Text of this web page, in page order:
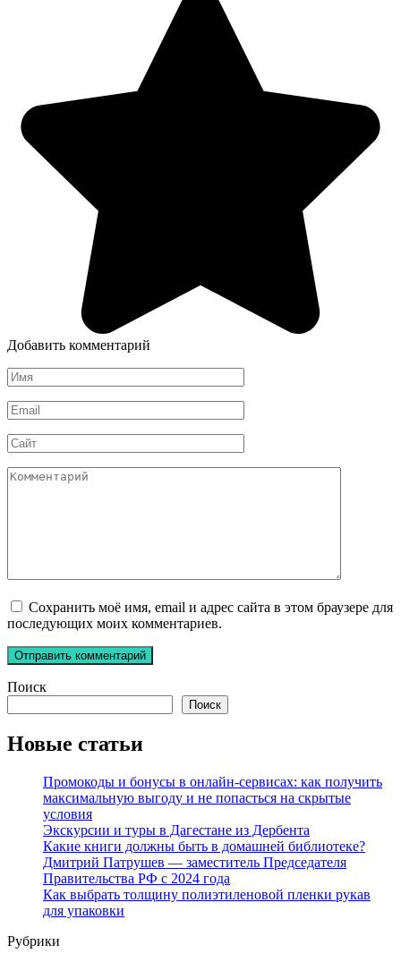
Добавить комментарий
Имя
*
Email
*
Сайт
Комментарий
Сохранить моё имя, email и адрес сайта в этом браузере для
последующих моих комментариев.
Поиск
Поиск
Новые статьи
Промокоды и бонусы в онлайн-сервисах: как получить
максимальную выгоду и не попасться на скрытые
условия
Экскурсии и туры в Дагестане из Дербента
Какие книги должны быть в домашней библиотеке?
Дмитрий Патрушев — заместитель Председателя
Правительства РФ с 2024 года
Как выбрать толщину полиэтиленовой пленки рукав
для упаковки
Рубрики